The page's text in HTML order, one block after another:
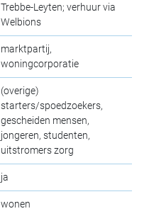
Trebbe-Leyten; verhuur via
Welbions
marktpartij,
woningcorporatie
(overige)
starters/spoedzoekers,
gescheiden mensen,
jongeren, studenten,
uitstromers zorg
ja
wonen